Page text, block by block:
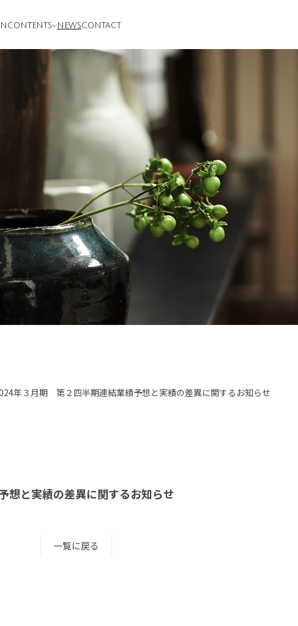
CONTENTS NEWSCONTACT
年３月期 第２四半期連結業績予想と実績の差異に関するお知らせ
と実績の差異に関するお知らせ
一覧に戻る